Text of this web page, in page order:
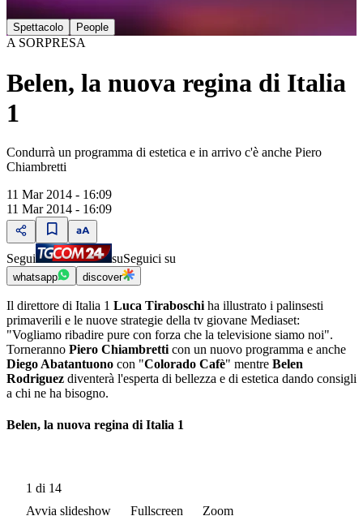
Spettacolo People
A SORPRESA
Belen, la nuova regina di Italia
1
Condurrà un programma di estetica e in arrivo c'è anche Piero
Chiambretti
11 Mar 2014 - 16:09
11 Mar 2014 - 16:09
Segui suSeguici su
whatsapp discover
Il direttore di Italia 1 Luca Tiraboschi ha illustrato i palinsesti
primaverili e le nuove strategie della tv giovane Mediaset:
"Vogliamo ribadire pure con forza che la televisione siamo noi".
Torneranno Piero Chiambretti con un nuovo programma e anche
Diego Abatantuono con "Colorado Cafè" mentre Belen
Rodriguez diventerà l'esperta di bellezza e di estetica dando consigli
a chi ne ha bisogno.
Belen, la nuova regina di Italia 1
1 di 14
Avvia slideshow
Fullscreen Zoom